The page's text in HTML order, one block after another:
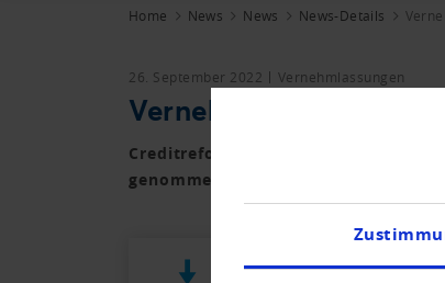
Home News News News-Details
26. September 2022 Vernehmlassungen
Vernehmlassung zum
Creditreform sowie weitere
genommen und lehnen diese ab.